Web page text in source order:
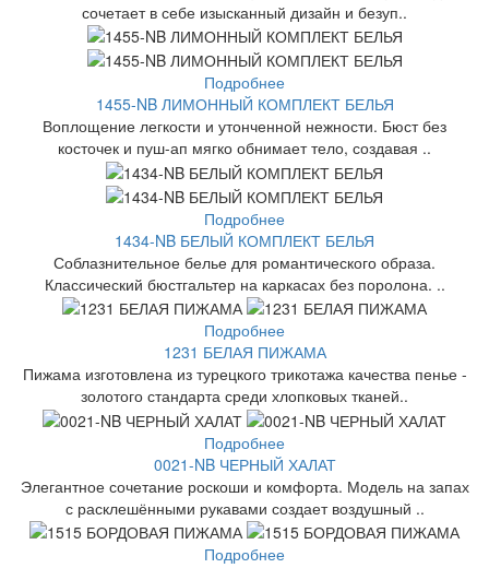
сочетает в себе изысканный дизайн и безуп..
Подробнее
1455-NB ЛИМОННЫЙ КОМПЛЕКТ БЕЛЬЯ
Воплощение легкости и утонченной нежности. Бюст без
косточек и пуш-ап мягко обнимает тело, создавая ..
Подробнее
1434-NB БЕЛЫЙ КОМПЛЕКТ БЕЛЬЯ
Соблазнительное белье для романтического образа.
Классический бюстгальтер на каркасах без поролона. ..
Подробнее
1231 БЕЛАЯ ПИЖАМА
Пижама изготовлена из турецкого трикотажа качества пенье -
золотого стандарта среди хлопковых тканей..
Подробнее
0021-NB ЧЕРНЫЙ ХАЛАТ
Элегантное сочетание роскоши и комфорта. Модель на запах
с расклешёнными рукавами создает воздушный ..
Подробнее